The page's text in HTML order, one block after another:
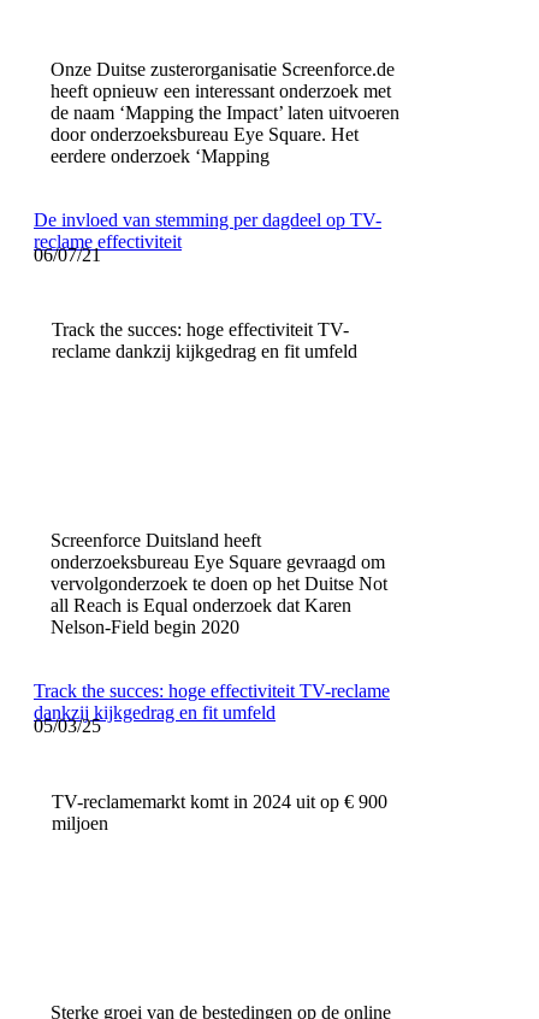
Onze Duitse zusterorganisatie Screenforce.de
heeft opnieuw een interessant onderzoek met
de naam ‘Mapping the Impact’ laten uitvoeren
door onderzoeksbureau Eye Square. Het
eerdere onderzoek ‘Mapping
De invloed van stemming per dagdeel op TV-
reclame effectiviteit
06/07/21
Track the succes: hoge effectiviteit TV-
reclame dankzij kijkgedrag en fit umfeld
Screenforce Duitsland heeft
onderzoeksbureau Eye Square gevraagd om
vervolgonderzoek te doen op het Duitse Not
all Reach is Equal onderzoek dat Karen
Nelson-Field begin 2020
Track the succes: hoge effectiviteit TV-reclame
dankzij kijkgedrag en fit umfeld
05/03/25
TV-reclamemarkt komt in 2024 uit op € 900
miljoen
Sterke groei van de bestedingen op de online